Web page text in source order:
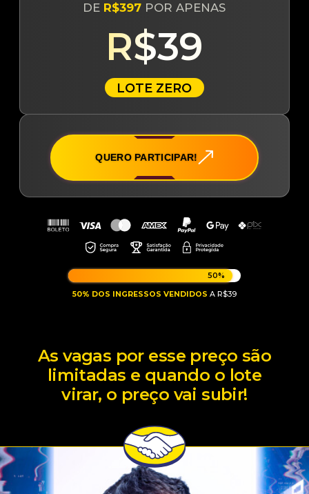
DE R$397 POR APENAS
R$39
LOTE ZERO
QUERO PARTICIPAR!
50%
50% DOS INGRESSOS VENDIDOS A R$39
As vagas por esse preço são
limitadas e quando o lote
virar, o preço vai subir!